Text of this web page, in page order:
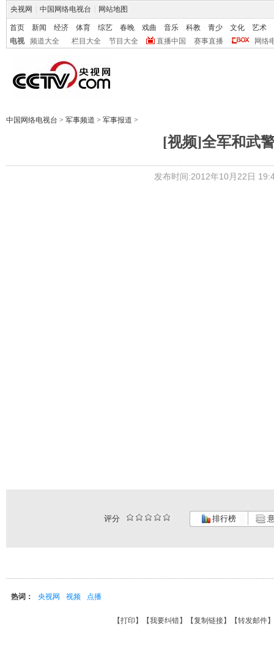
央视网 中国网络电视台 网站地图
首页 新闻 经济 体育 综艺 春晚 戏曲 音乐 科教 青少 文化
艺术
电视
频道大全 栏目大全 节目大全 直播中国 赛事直播 网络
中国网络电视台 > 军事频道 > 军事报道 >
[视频]全军和武
发布时间:2012年10月22日
评分 排行榜
热词： 央视网 视频 点播
【打印 】【我要纠错】【复制链接】【转发邮件